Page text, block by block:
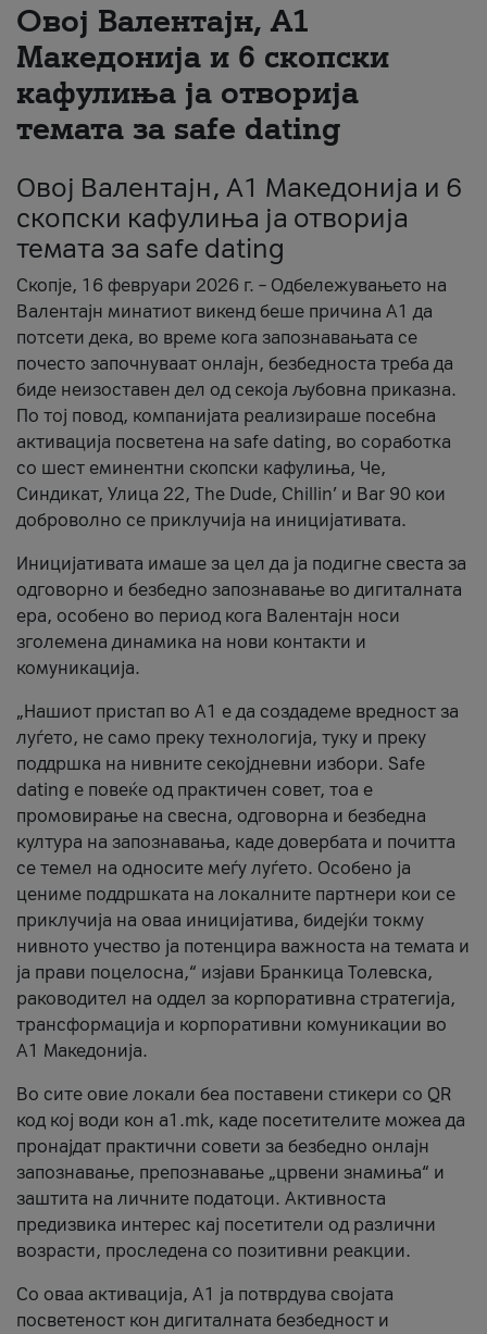
Овој Валентајн, A1
Македонија и 6 скопски
кафулиња ја отворија
темата за safe dating
Овој Валентајн, A1 Македонија и 6
скопски кафулиња ја отворија
темата за safe dating
Скопје, 16 февруари 2026 г. – Одбележувањето на
Валентајн минатиот викенд беше причина А1 да
потсети дека, во време кога запознавањата се
почесто започнуваат онлајн, безбедноста треба да
биде неизоставен дел од секоја љубовна приказна.
По тој повод, компанијата реализираше посебна
активација посветена на safe dating, во соработка
со шест еминентни скопски кафулиња, Че,
Синдикат, Улица 22, The Dude, Chillin’ и Bar 90 кои
доброволно се приклучија на иницијативата.
Иницијативата имаше за цел да ја подигне свеста за
одговорно и безбедно запознавање во дигиталната
ера, особено во период кога Валентајн носи
зголемена динамика на нови контакти и
комуникација.
„Нашиот пристап во А1 е да создадеме вредност за
луѓето, не само преку технологија, туку и преку
поддршка на нивните секојдневни избори. Safe
dating е повеќе од практичен совет, тоа е
промовирање на свесна, одговорна и безбедна
култура на запознавања, каде довербата и почитта
се темел на односите меѓу луѓето. Особено ја
цениме поддршката на локалните партнери кои се
приклучија на оваа иницијатива, бидејќи токму
нивното учество ја потенцира важноста на темата и
ја прави поцелосна,“ изјави Бранкица Толевска,
раководител на оддел за корпоративна стратегија,
трансформација и корпоративни комуникации во
А1 Македонија.
Во сите овие локали беа поставени стикери со QR
код кој води кон a1.mk, каде посетителите можеа да
пронајдат практични совети за безбедно онлајн
запознавање, препознавање „црвени знамиња“ и
заштита на личните податоци. Активноста
предизвика интерес кај посетители од различни
возрасти, проследена со позитивни реакции.
Со оваа активација, А1 ја потврдува својата
посветеност кон дигиталната безбедност и